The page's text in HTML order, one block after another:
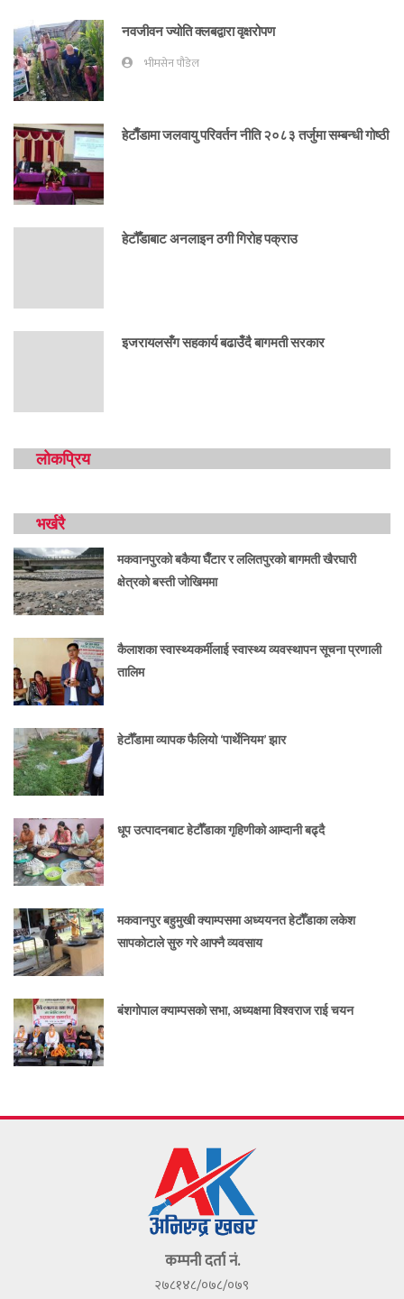
नवजीवन ज्योति क्लबद्वारा वृक्षरोपण
भीमसेन पौडेल
हेटाैँडामा जलवायु परिवर्तन नीति २०८३ तर्जुमा सम्बन्धी गोष्ठी
हेटौँडाबाट अनलाइन ठगी गिरोह पक्राउ
इजरायलसँग सहकार्य बढाउँदै बागमती सरकार
लोकप्रिय
भर्खरै
मकवानपुरको बकैया घैँटार र ललितपुरको बागमती खैरघारी
क्षेत्रको बस्ती जोखिममा
कैलाशका स्वास्थ्यकर्मीलाई स्वास्थ्य व्यवस्थापन सूचना प्रणाली
तालिम
हेटौँडामा व्यापक फैलियो ‘पार्थेनियम’ झार
धूप उत्पादनबाट हेटौँडाका गृहिणीको आम्दानी बढ्दै
मकवानपुर बहुमुखी क्याम्पसमा अध्ययनत हेटौँडाका लकेश
सापकोटाले सुरु गरे आफ्नै व्यवसाय
बंशगोपाल क्याम्पसको सभा, अध्यक्षमा विश्वराज राई चयन
कम्पनी दर्ता नं.
२७८१४८/०७८/०७९